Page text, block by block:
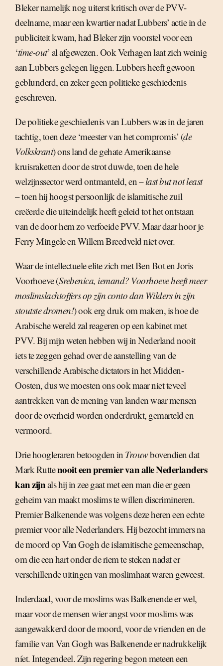
Bleker namelijk nog uiterst kritisch over de PVV-
deelname, maar een kwartier nadat Lubbers’ actie in de
publiciteit kwam, had Bleker zijn voorstel voor een
‘time-out’ al afgewezen. Ook Verhagen laat zich weinig
aan Lubbers gelegen liggen. Lubbers heeft gewoon
geblunderd, en zeker geen politieke geschiedenis
geschreven.
De politieke geschiedenis van Lubbers was in de jaren
tachtig, toen deze ‘meester van het compromis’ (de
Volkskrant) ons land de gehate Amerikaanse
kruisraketten door de strot duwde, toen de hele
welzijnssector werd ontmanteld, en –last but not least
– toen hij hoogst persoonlijk de islamitische zuil
creëerde die uiteindelijk heeft geleid tot het ontstaan
van de door hem zo verfoeide PVV. Maar daar hoor je
Ferry Mingele en Willem Breedveld niet over.
Waar de intellectuele elite zich met Ben Bot en Joris
Voorhoeve (Srebenica, iemand? Voorhoeve heeft meer
moslimslachtoffers op zijn conto dan Wilders in zijn
stoutste dromen!) ook erg druk om maken, is hoe de
Arabische wereld zal reageren op een kabinet met
PVV. Bij mijn weten hebben wij in Nederland nooit
iets te zeggen gehad over de aanstelling van de
verschillende Arabische dictators in het Midden-
Oosten, dus we moesten ons ook maar niet teveel
aantrekken van de mening van landen waar mensen
door de overheid worden onderdrukt, gemarteld en
vermoord.
Drie hoogleraren betoogden in Trouwbovendien dat
Mark Ruttenooit een premier van alle Nederlanders
kan zijnals hij in zee gaat met een man die er geen
geheim van maakt moslims te willen discrimineren.
Premier Balkenende was volgens deze heren een echte
premier voor alle Nederlanders. Hij bezocht immers na
de moord op Van Gogh de islamitische gemeenschap,
om die een hart onder de riem te steken nadat er
verschillende uitingen van moslimhaat waren geweest.
Inderdaad, voor de moslims was Balkenende er wel,
maar voor de mensen wier angst voor moslims was
aangewakkerd door de moord, voor de vrienden en de
familie van Van Gogh was Balkenende er nadrukkelijk
níet. Integendeel. Zijn regering begon meteen een